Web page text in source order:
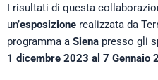
I risultati di questa
un’esposizione realizzata da
programma a Siena presso gli
1 dicembre 2023 al 7 Gennaio